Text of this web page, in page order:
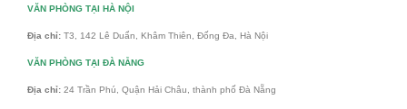
VĂN PHÒNG TẠI HÀ NỘI
Địa chỉ: T3, 142 Lê Duẩn, Khâm Thiên, Đống Đa, Hà Nội
VĂN PHÒNG TẠI ĐÀ NẴNG
Địa chỉ: 24 Trần Phú, Quận Hải Châu, thành phố Đà Nẵng